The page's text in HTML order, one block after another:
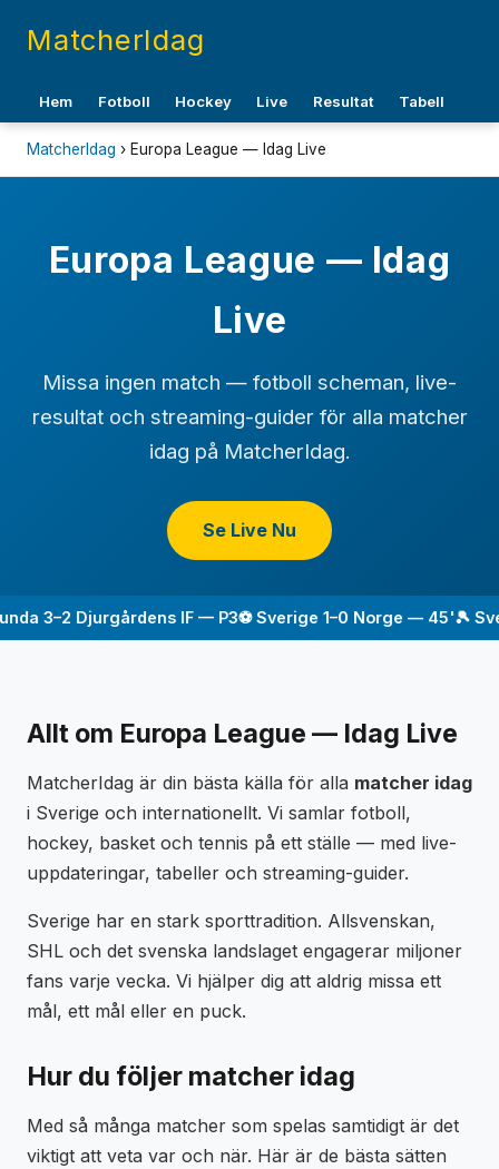
MatcherIdag
Hem Fotboll Hockey Live Resultat Tabell
MatcherIdag › Europa League — Idag Live
Europa League — Idag
Live
Missa ingen match — fotboll scheman, live-
resultat och streaming-guider för alla matcher
idag på MatcherIdag.
Se Live Nu
3–2 Djurgårdens IF — P3 ⚽ Sverige 1–0 Norge — 45'🎾
Allt om Europa League — Idag Live
MatcherIdag är din bästa källa för alla matcher idag
i Sverige och internationellt. Vi samlar fotboll,
hockey, basket och tennis på ett ställe — med live-
uppdateringar, tabeller och streaming-guider.
Sverige har en stark sporttradition. Allsvenskan,
SHL och det svenska landslaget engagerar miljoner
fans varje vecka. Vi hjälper dig att aldrig missa ett
mål, ett mål eller en puck.
Hur du följer matcher idag
Med så många matcher som spelas samtidigt är det
viktigt att veta var och när. Här är de bästa sätten